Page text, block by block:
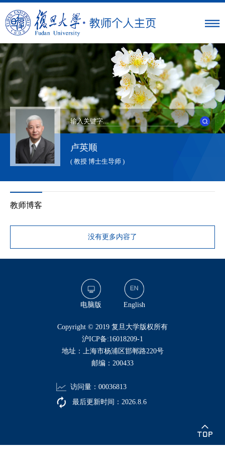
卢英顺
( 教授 博士生导师 )
教师博客
没有更多内容了
电脑版 English
​Copyright © 2019 复旦大学版权所有
沪ICP备:16018209-1
地址：上海市杨浦区邯郸路220号
邮编：200433
访问量： 00036813
最后更新时间： 2026 8 6